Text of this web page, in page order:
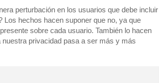
perturbación en los usuarios que debe incluir
hechos hacen suponer que no, ya que
sobre cada usuario. También lo hacen
privacidad pasa a ser más y más